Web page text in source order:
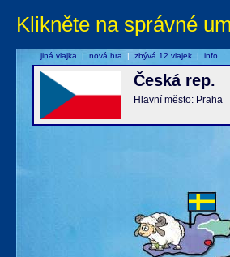
Klikněte na správné
Česká rep.
Hlavní město: Praha
jiná vlajka | nová hra | zbývá 12 vlajek | info